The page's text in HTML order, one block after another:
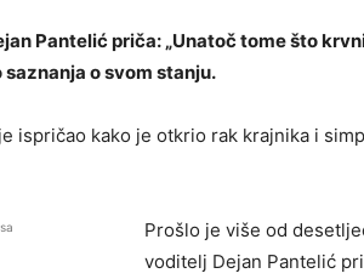
Pantelić priča: „Unatoč tome što
o svom stanju.
ispričao kako je otkrio rak krajnika i
Prošlo je više od
voditelj Dejan Pantelić